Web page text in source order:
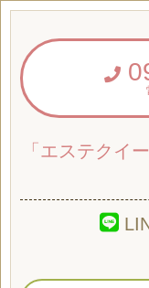
「エステクイ